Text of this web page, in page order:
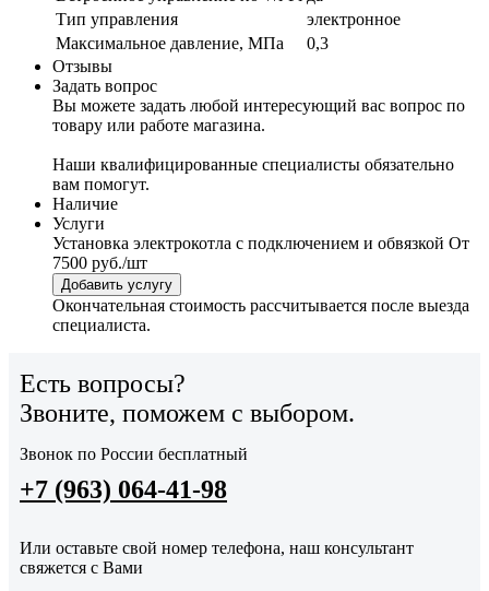
Тип управления
электронное
Максимальное давление, МПа
0,3
Отзывы
Задать вопрос
Вы можете задать любой интересующий вас вопрос по
товару или работе магазина.
Наши квалифицированные специалисты обязательно
вам помогут.
Наличие
Услуги
Установка электрокотла с подключением и обвязкой От
7500 руб./шт
Добавить услугу
Окончательная стоимость рассчитывается после выезда
специалиста.
Есть вопросы?
Звоните, поможем с выбором.
Звонок по России бесплатный
+7 (963) 064-41-98
Или оставьте свой номер телефона, наш консультант
свяжется с Вами